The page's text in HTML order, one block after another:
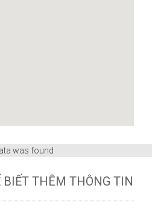
was found
THÊM THÔNG TIN